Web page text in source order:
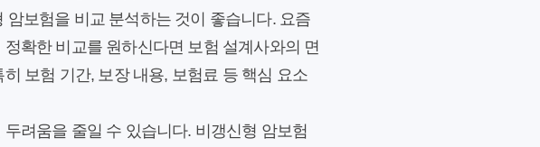
보험을 비교 분석하는 것이 좋습니다. 요즘
확한 비교를 원하신다면 보험 설계사와의 면
보험 기간, 보장 내용, 보험료 등 핵심 요소
려움을 줄일 수 있습니다. 비갱신형 암보험